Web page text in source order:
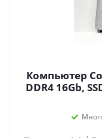
Компьютер
DDR4 16Gb, SSD 1000Гб, H610M. Купить в